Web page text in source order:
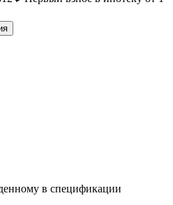
в спецификации